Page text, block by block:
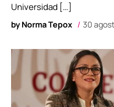
byNorma Tepox 30
Universidad […]